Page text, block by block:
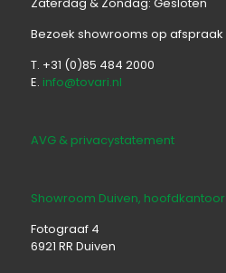
Bezoek showrooms op afspraak
T. +31 (0)85 484 2000
E. info@tovari.nl
AVG & privacystatement
Showroom Duiven, hoofdkantoor
Fotograaf 4
6921 RR Duiven